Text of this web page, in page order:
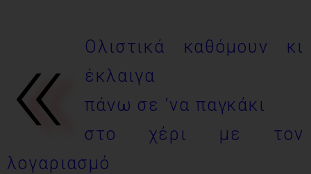
«
Ολιστικά καθόμουν κι
έκλαιγα
πάνω σε ’να παγκάκι
στο χέρι με τον
λογαριασμό